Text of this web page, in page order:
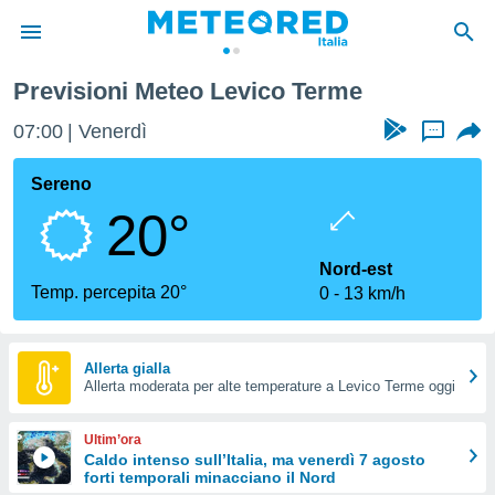
di
per
le
di
Web
le
Previsioni Meteo Levico Terme
07:00 Venerdì ...
Sereno
20°
Temp. percepita 20°
Nord-est
0
13 km/h
Allerta gialla
Allerta moderata per alte temperature a Levico Terme oggi
Ultim’ora
Caldo intenso sull’Italia, ma venerdì 7 agosto
forti temporali minacciano il Nord